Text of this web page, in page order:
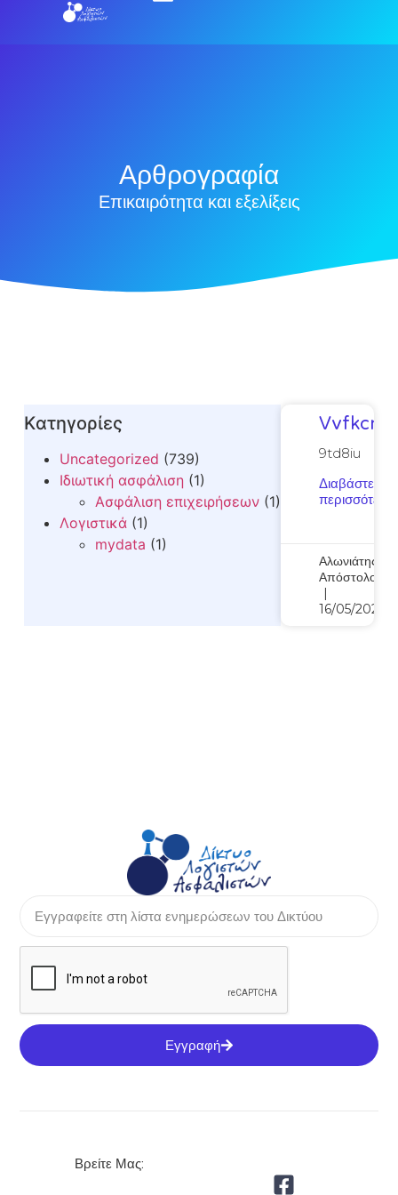
Αρθρογραφία
Επικαιρότητα και εξελίξεις
Kατηγορίες
Uncategorized (739)
Ιδιωτική ασφάλιση(1)
Ασφάλιση επιχειρήσεων(1)
Λογιστικά(1)
mydata (1)
9td8iu
Διαβάστε
Αλωνιάτης
Απόστολος
16/05/2026
Εγγραφή
Βρείτε Μας: